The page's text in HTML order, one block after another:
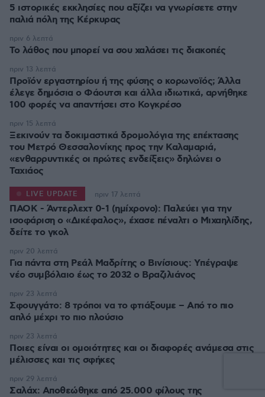
5 ιστορικές εκκλησίες που αξίζει να γνωρίσετε στην
παλιά πόλη της Κέρκυρας
Το λάθος που μπορεί να σου χαλάσει τις διακοπές
πριν 6 λεπτά
Προϊόν εργαστηρίου ή της φύσης ο κορωνοϊός; Άλλα
έλεγε δημόσια ο Φάουτσι και άλλα ιδιωτικά, αρνήθηκε
100 φορές να απαντήσει στο Κογκρέσο
πριν 13 λεπτά
Ξεκινούν τα δοκιμαστικά δρομολόγια της επέκτασης
του Μετρό Θεσσαλονίκης προς την Καλαμαριά,
«ενθαρρυντικές οι πρώτες ενδείξεις» δηλώνει ο
Ταχιάος
πριν 15 λεπτά
ΠΑΟΚ - Άντερλεχτ 0-1 (ημίχρονο): Παλεύει για την
ισοφάριση ο «Δικέφαλος», έχασε πέναλτι ο Μιχαηλίδης,
LIVE UPDATE πριν 17 λεπτά
Για πάντα στη Ρεάλ Μαδρίτης ο Βινίσιους: Yπέγραψε
νέο συμβόλαιο έως το 2032 ο Βραζιλιάνος
πριν 20 λεπτά
Σφουγγάτο: 8 τρόποι να το φτιάξουμε – Από το πιο
απλό μέχρι το πιο πλούσιο
πριν 23 λεπτά
Ποιες είναι οι ομοιότητες και οι διαφορές ανάμεσα στις
μέλισσες και τις σφήκες
πριν 23 λεπτά
Σαλάχ: Αποθεώθηκε από 25.000 φίλους της
πριν 29 λεπτά